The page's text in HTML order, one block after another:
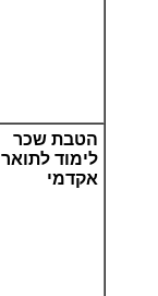
הטבת שכר
לימוד לתואר
אקדמי